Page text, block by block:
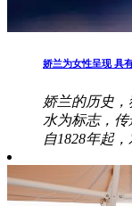
娇兰为女性呈现 具
娇兰的历史
水为标志，传
自1828年起